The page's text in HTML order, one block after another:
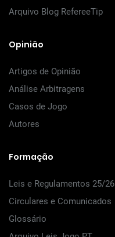
Arquivo Blog RefereeTip
Opinião
Artigos de Opinião
Análise Arbitragens
Casos de Jogo
Autores
Formação
Leis e Regulamentos 25/26
Circulares e Comunicados
Glossário